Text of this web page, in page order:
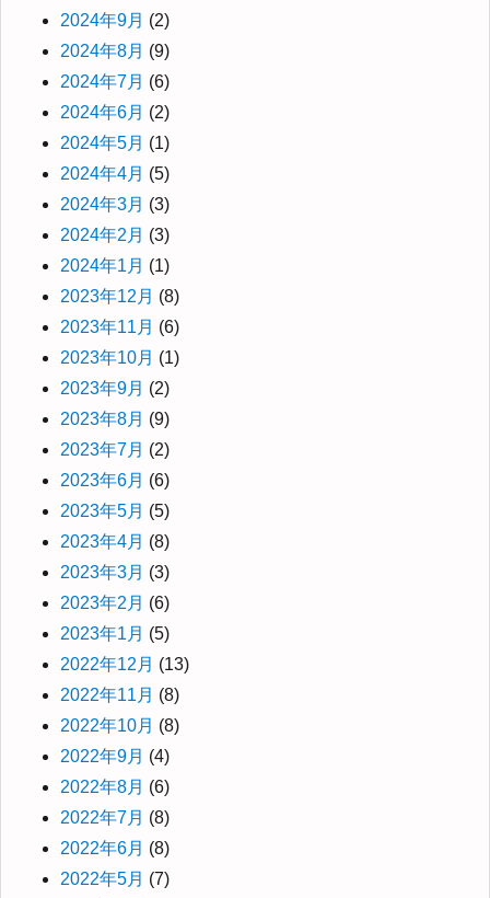
2024年9月 (2)
2024年8月 (9)
2024年7月 (6)
2024年6月 (2)
2024年5月 (1)
2024年4月 (5)
2024年3月 (3)
2024年2月 (3)
2024年1月 (1)
2023年12月 (8)
2023年11月 (6)
2023年10月 (1)
2023年9月 (2)
2023年8月 (9)
2023年7月 (2)
2023年6月 (6)
2023年5月 (5)
2023年4月 (8)
2023年3月 (3)
2023年2月 (6)
2023年1月 (5)
2022年12月 (13)
2022年11月 (8)
2022年10月 (8)
2022年9月 (4)
2022年8月 (6)
2022年7月 (8)
2022年6月 (8)
2022年5月 (7)